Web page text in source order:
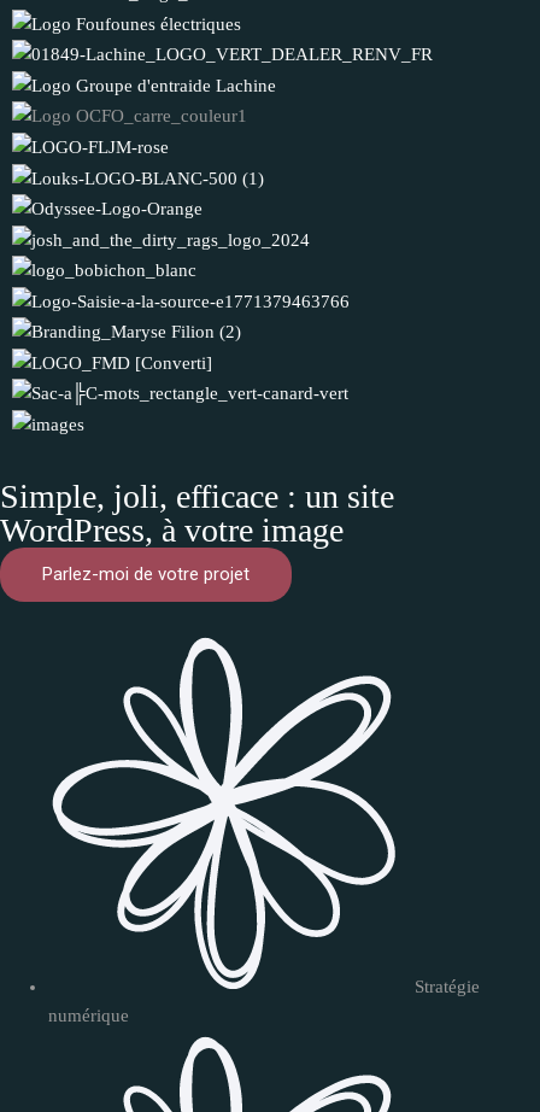
Simple, joli, efficace : un site
WordPress, à votre image
Parlez-moi de votre projet
Stratégie
numérique